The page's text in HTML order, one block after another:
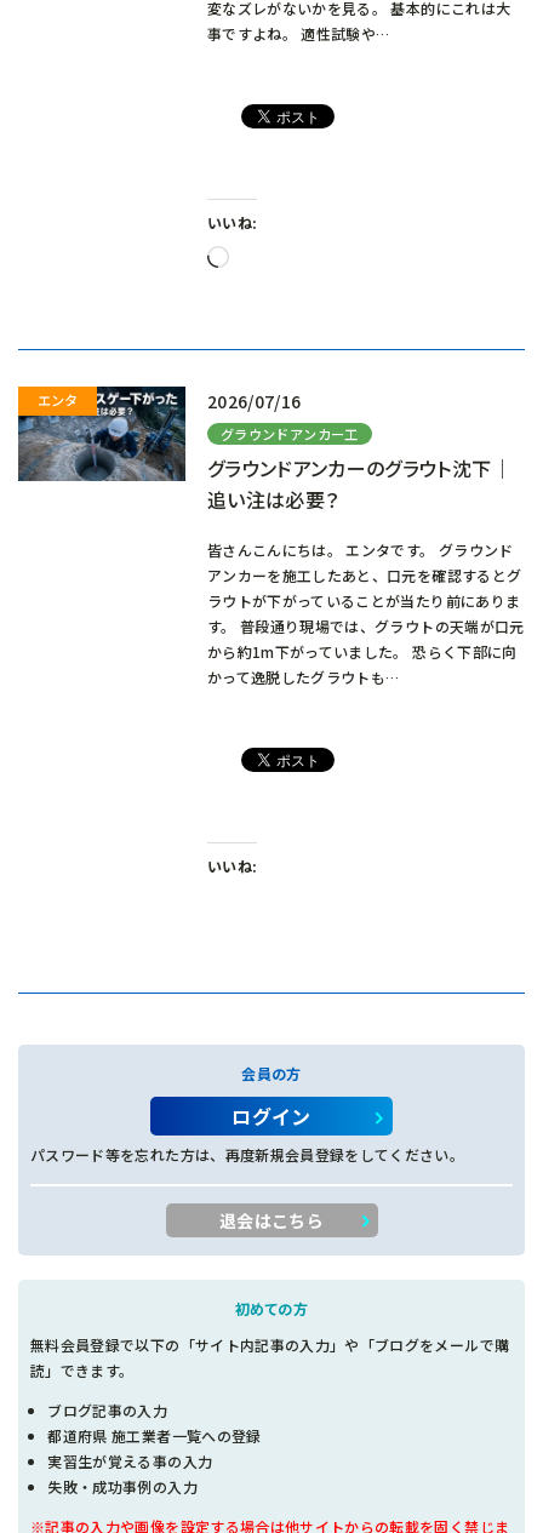
変なズレがないかを見る。 基本的にこれは大
事ですよね。 適性試験や…
いいね:
読
2026/07/16
グラウンドアンカー工
グラウンドアンカーのグラウト沈下｜
追い注は必要？
皆さんこんにちは。 エンタです。 グラウンド
アンカーを施工したあと、口元を確認するとグ
ラウトが下がっていることが当たり前にありま
す。 普段通り現場では、グラウトの天端が口元
から約1m下がっていました。 恐らく下部に向
かって逸脱したグラウトも…
いいね:
会員の方
ログイン
パスワード等を忘れた方は、再度新規会員登録をしてください。
退会はこちら
初めての方
無料会員登録で以下の「サイト内記事の入力」や「ブログをメールで購
読」できます。
ブログ記事の入力
都道府県 施工業者一覧への登録
実習生が覚える事の入力
失敗・成功事例の入力
※記事の入力や画像を設定する場合は他サイトからの転載を固く禁じま